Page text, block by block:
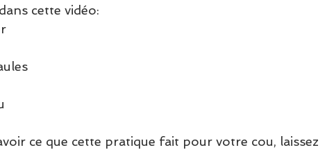
cette vidéo:
ce que cette pratique fait pour votre cou, laissez